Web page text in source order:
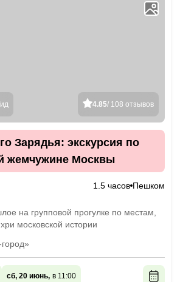
4.85/ 108 отзывов
Зарядья: экскурсия по
жемчужине Москвы
1.5 часов Пешком
на групповой прогулке по местам,
московской истории
сб, 20 июнь, в 11:00